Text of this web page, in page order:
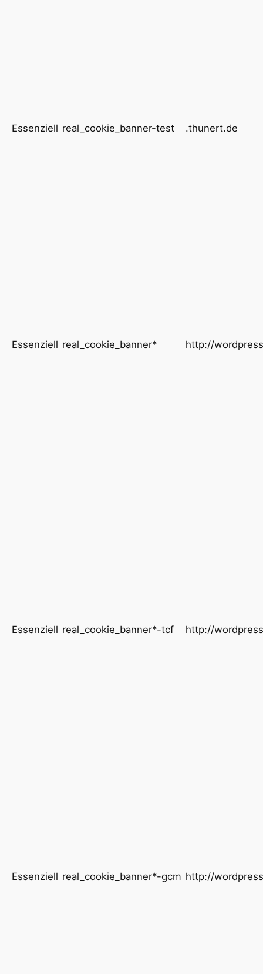
Essenziell real_cookie_banner-test .thunert.de
Essenziell real_cookie_banner* http://
Essenziell real_cookie_banner*-tcf http://
Essenziell real_cookie_banner*-gcm http://